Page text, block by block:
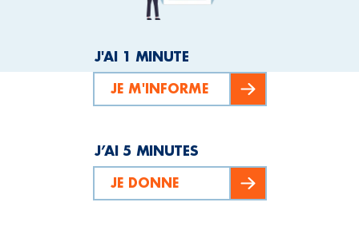
J'AI 1 MINUTE
JE M'INFORME
J’AI 5 MINUTES
JE DONNE